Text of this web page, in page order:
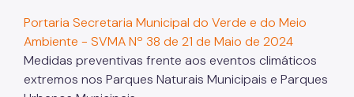
Portaria Secretaria Municipal do Verde e do Meio
Ambiente - SVMA Nº 38 de 21 de Maio de 2024
Medidas preventivas frente aos eventos climáticos
extremos nos Parques Naturais Municipais e Parques